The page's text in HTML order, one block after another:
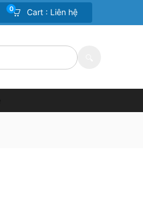
Cart : Liên hệ
0